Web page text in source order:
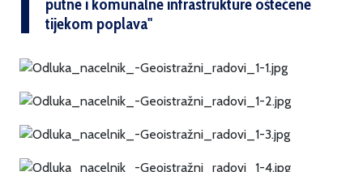
putne i komunalne infrastrukture oštećene
tijekom poplava''